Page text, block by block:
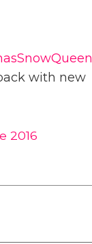
with new
2016